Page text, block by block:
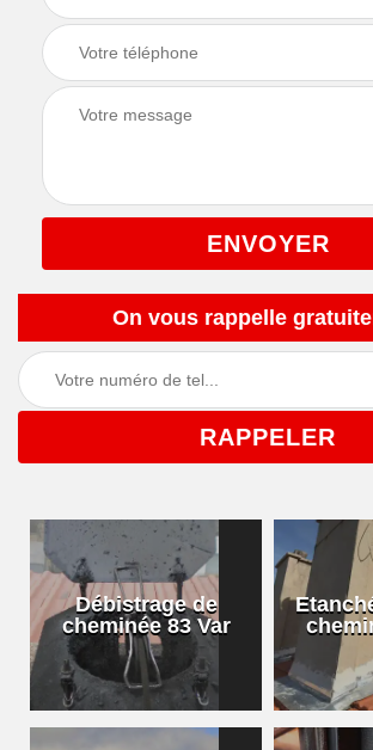
On vous rappelle
Débistrage de
cheminée 83 Var